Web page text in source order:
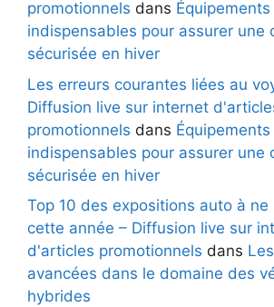
promotionnels dans Équipements
indispensables pour assurer une
sécurisée en hiver
Les erreurs courantes liées au
Diffusion live sur internet
promotionnels dans Équipements
indispensables pour assurer une
sécurisée en hiver
Top 10 des expositions auto à ne
cette année – Diffusion live sur
d'articles promotionnels dans
avancées dans le domaine des
hybrides